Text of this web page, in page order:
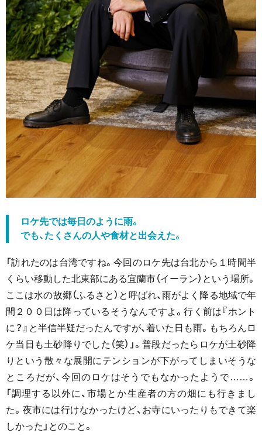
ロケ先では毎日のように雨。
でも、たくさんの人や食材と出会えた。
「訪れたのは台湾ですね。今回のロケ先は台北から１時間半
くらい移動した北東部にある宜蘭市（イーラン）という場所。
ここは水の故郷（ふるさと）と呼ばれ、雨がよく降る地域で年
間２００日は降っているそうなんですよ。行く前は『ホント
に？』と半信半疑だったんですが、着いた日も雨。もちろんロ
ケ当日も土砂降りでした（笑）」。普段だったらロケが土砂降
りという散々な展開にテンションが下がってしまいそうな
ところだが、今回のロケはそうでもなかったようで……。
「調理する以外に、市場とか生産者の方の畑にも行きまし
た。夜市には行けなかったけど、お寺にいったりもできて楽
しかった」とのこと。